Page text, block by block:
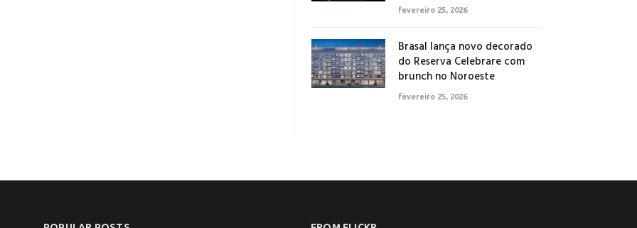
fevereiro 25, 2026
Brasal lança novo decorado
do Reserva Celebrare com
brunch no Noroeste
fevereiro 25, 2026